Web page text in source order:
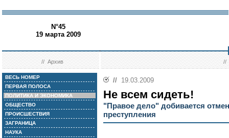
N°45
19 марта 2009
//Архив //
ВЕСЬ НОМЕР
ПЕРВАЯ ПОЛОСА
ПОЛИТИКА И ЭКОНОМИКА
ОБЩЕСТВО
ПРОИСШЕСТВИЯ
ЗАГРАНИЦА
НАУКА
// 19.03.2009
Не всем сидеть!
"Правое дело" добивается
преступления